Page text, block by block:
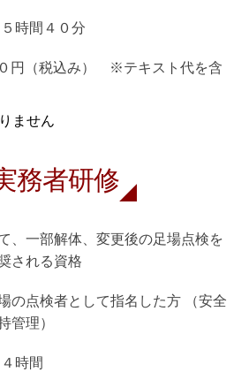
時間４０分
円（税込み）　※テキスト代を含
ません
務者研修
、一部解体、変更後の足場点検を
される資格
の点検者として指名した方 （安全
管理）
時間